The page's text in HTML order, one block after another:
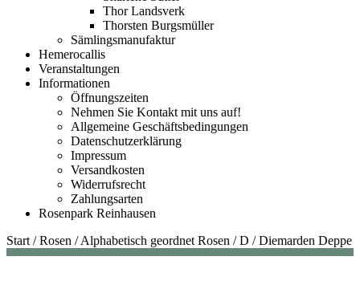
Thor Landsverk
Thorsten Burgsmüller
Sämlingsmanufaktur
Hemerocallis
Veranstaltungen
Informationen
Öffnungszeiten
Nehmen Sie Kontakt mit uns auf!
Allgemeine Geschäftsbedingungen
Datenschutzerklärung
Impressum
Versandkosten
Widerrufsrecht
Zahlungsarten
Rosenpark Reinhausen
Start /Rosen /Alphabetisch geordnet Rosen /D /Diemarden Deppe